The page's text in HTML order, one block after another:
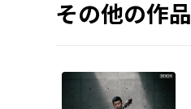
その他の作品